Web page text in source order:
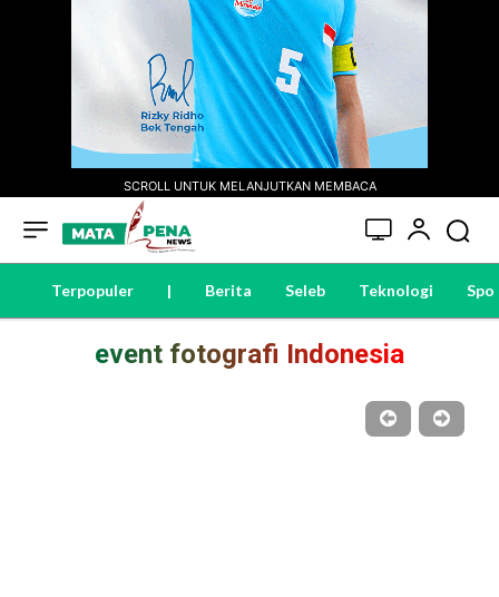
SCROLL UNTUK MELANJUTKAN MEMBACA
Terpopuler | Berita Seleb Teknologi
event fotografi Indonesia